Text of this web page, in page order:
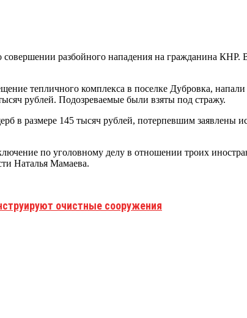
разбойного нападения на гражданина КНР.
тепличного комплекса в поселке Дубровка,
рублей. Подозреваемые были взяты под стражу.
в размере 145 тысяч рублей, потерпевшим заявлены
по уголовному делу в отношении троих
Наталья Мамаева.
очистные сооружения